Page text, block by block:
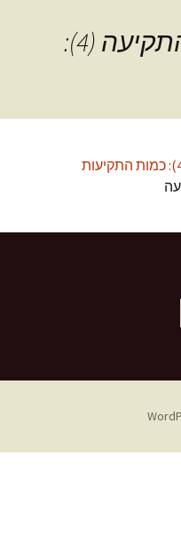
סוגיה כא: דיני התקיעה (4):